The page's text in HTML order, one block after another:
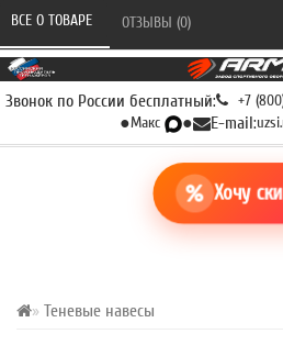
Звонок по России бесплатный: +7
●Макс ● E-mail:
Хочу
Теневые навесы
ВСЕ О ТОВАРЕ ОТЗЫВЫ (0)